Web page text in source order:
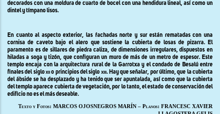
decorados con una moldura de cuarto de bocel con una hendidura lineal, así como un
dintel y tímpano lisos.
En cuanto al aspecto exterior, las fachadas norte y sur están rematadas con una
cornisa de caveto bajo el alero que sostiene la cubierta de losas de pizarra. El
paramento es de sillares de piedra caliza, de dimensiones irregulares, dispuestos en
hiladas a soga y tizón, que configuran un muro de más de un metro de espesor. Este
templo encaja con la arquitectura rural de la Garrotxa y el condado de Besalú entre
finales del sigloxiio principios del siglo xiii. Hay que señalar, por último, que la cubierta
del ábside se ha desplazado y ha tenido que ser apuntalada, así como que la cubierta
del templo aparece cubierta de vegetación, por lo tanto, el estado de conservación del
edificio no es el más deseable.
Texto y Fotos: MARCOS OJOSNEGROS MARÍN – Planos: FRANCESC XAVIER